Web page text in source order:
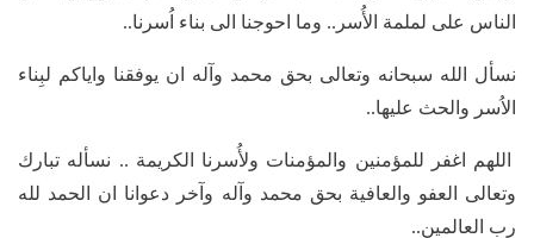
الناس على لملمة الأُسر.. وما احوجنا الى بناء اُسرنا..
نسأل الله سبحانه وتعالى بحق محمد وآله ان يوفقنا واياكم لبِناء
الاُسر والحث عليها..
اللهم اغفر للمؤمنين والمؤمنات ولأُسرنا الكريمة .. نسأله تبارك
وتعالى العفو والعافية بحق محمد وآله وآخر دعوانا ان الحمد لله
رب العالمين..